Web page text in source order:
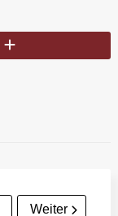
Weiter